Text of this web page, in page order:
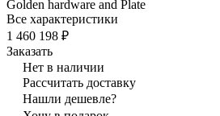
Golden hardware and Plate
Все характеристики
1 460 198 ₽
Заказать
Нет в наличии
Рассчитать доставку
Нашли дешевле?